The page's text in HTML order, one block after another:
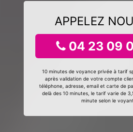
APPELEZ
04 23 09
10 minutes de voyance privée à tarif
après validation de votre compte
téléphone, adresse, email et carte de
delà des 10 minutes, le tarif varie de
minute selon le